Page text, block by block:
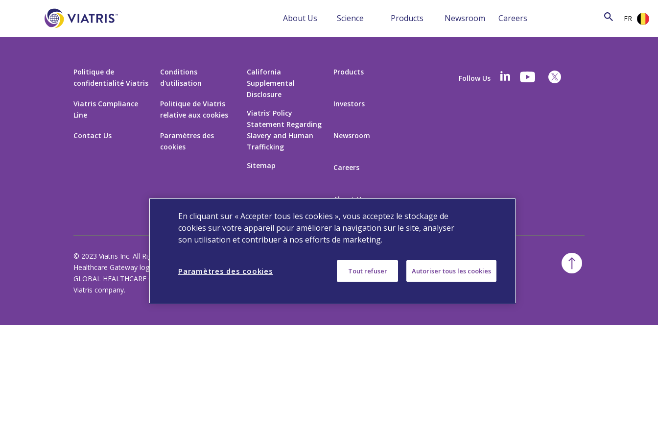
About Us Science Products Newsroom Careers FR
Politique de
confidentialité Viatris
Viatris Compliance
Line
Contact Us
Conditions
d'utilisation
Politique de Viatris
relative aux cookies
Paramètres des
cookies
California
Supplemental
Disclosure
Viatris’ Policy
Statement Regarding
Slavery and Human
Trafficking
Sitemap
Products
Investors
Newsroom
Careers
About Us
Follow Us
© 2023 Viatris Inc. All Rights Reserved. VIATRIS, the Viatris Logo, the Global
Healthcare Gateway logo and PARTNER OF CHOICE are trademarks and
GLOBAL HEALTHCARE GATEWAY is a registered trademark of Mylan Inc., a
Viatris company.
En cliquant sur « Accepter tous les cookies », vous acceptez le stockage de
cookies sur votre appareil pour améliorer la navigation sur le site, analyser
son utilisation et contribuer à nos efforts de marketing.
Paramètres des cookies Tout refuser Autoriser tous les cookies